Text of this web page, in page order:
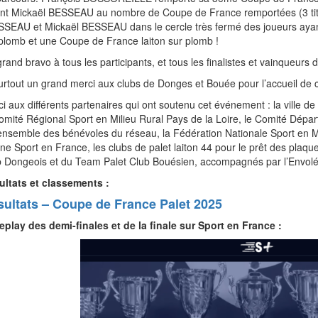
Mickaël BESSEAU au nombre de Coupe de France remportées (3
et Mickaël BESSEAU dans le cercle très fermé des joueurs
et une Coupe de France laiton sur plomb !
bravo à tous les participants, et tous les finalistes et vainqueurs
un grand merci aux clubs de Donges et Bouée pour l’accueil
aux différents partenaires qui ont soutenu cet événement : la ville
Régional Sport en Milieu Rural Pays de la Loire, le Comité
des bénévoles du réseau, la Fédération Nationale Sport en
Sport en France, les clubs de palet laiton 44 pour le prêt des
Dongeois et du Team Palet Club Bouésien, accompagnés par
et classements :
– Coupe de France Palet 2025
des demi-finales et de la finale sur Sport en France :